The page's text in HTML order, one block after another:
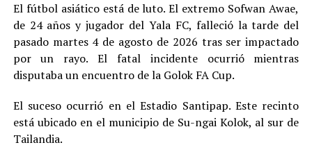
El fútbol asiático está de luto. El extremo Sofwan Awae,
de 24 años y jugador del Yala FC, falleció la tarde del
pasado martes 4 de agosto de 2026 tras ser impactado
por un rayo. El fatal incidente ocurrió mientras
disputaba un encuentro de la Golok FA Cup.
El suceso ocurrió en el Estadio Santipap. Este recinto
está ubicado en el municipio de Su-ngai Kolok, al sur de
Tailandia.